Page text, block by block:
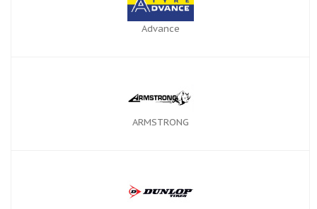
Advance
ARMSTRONG